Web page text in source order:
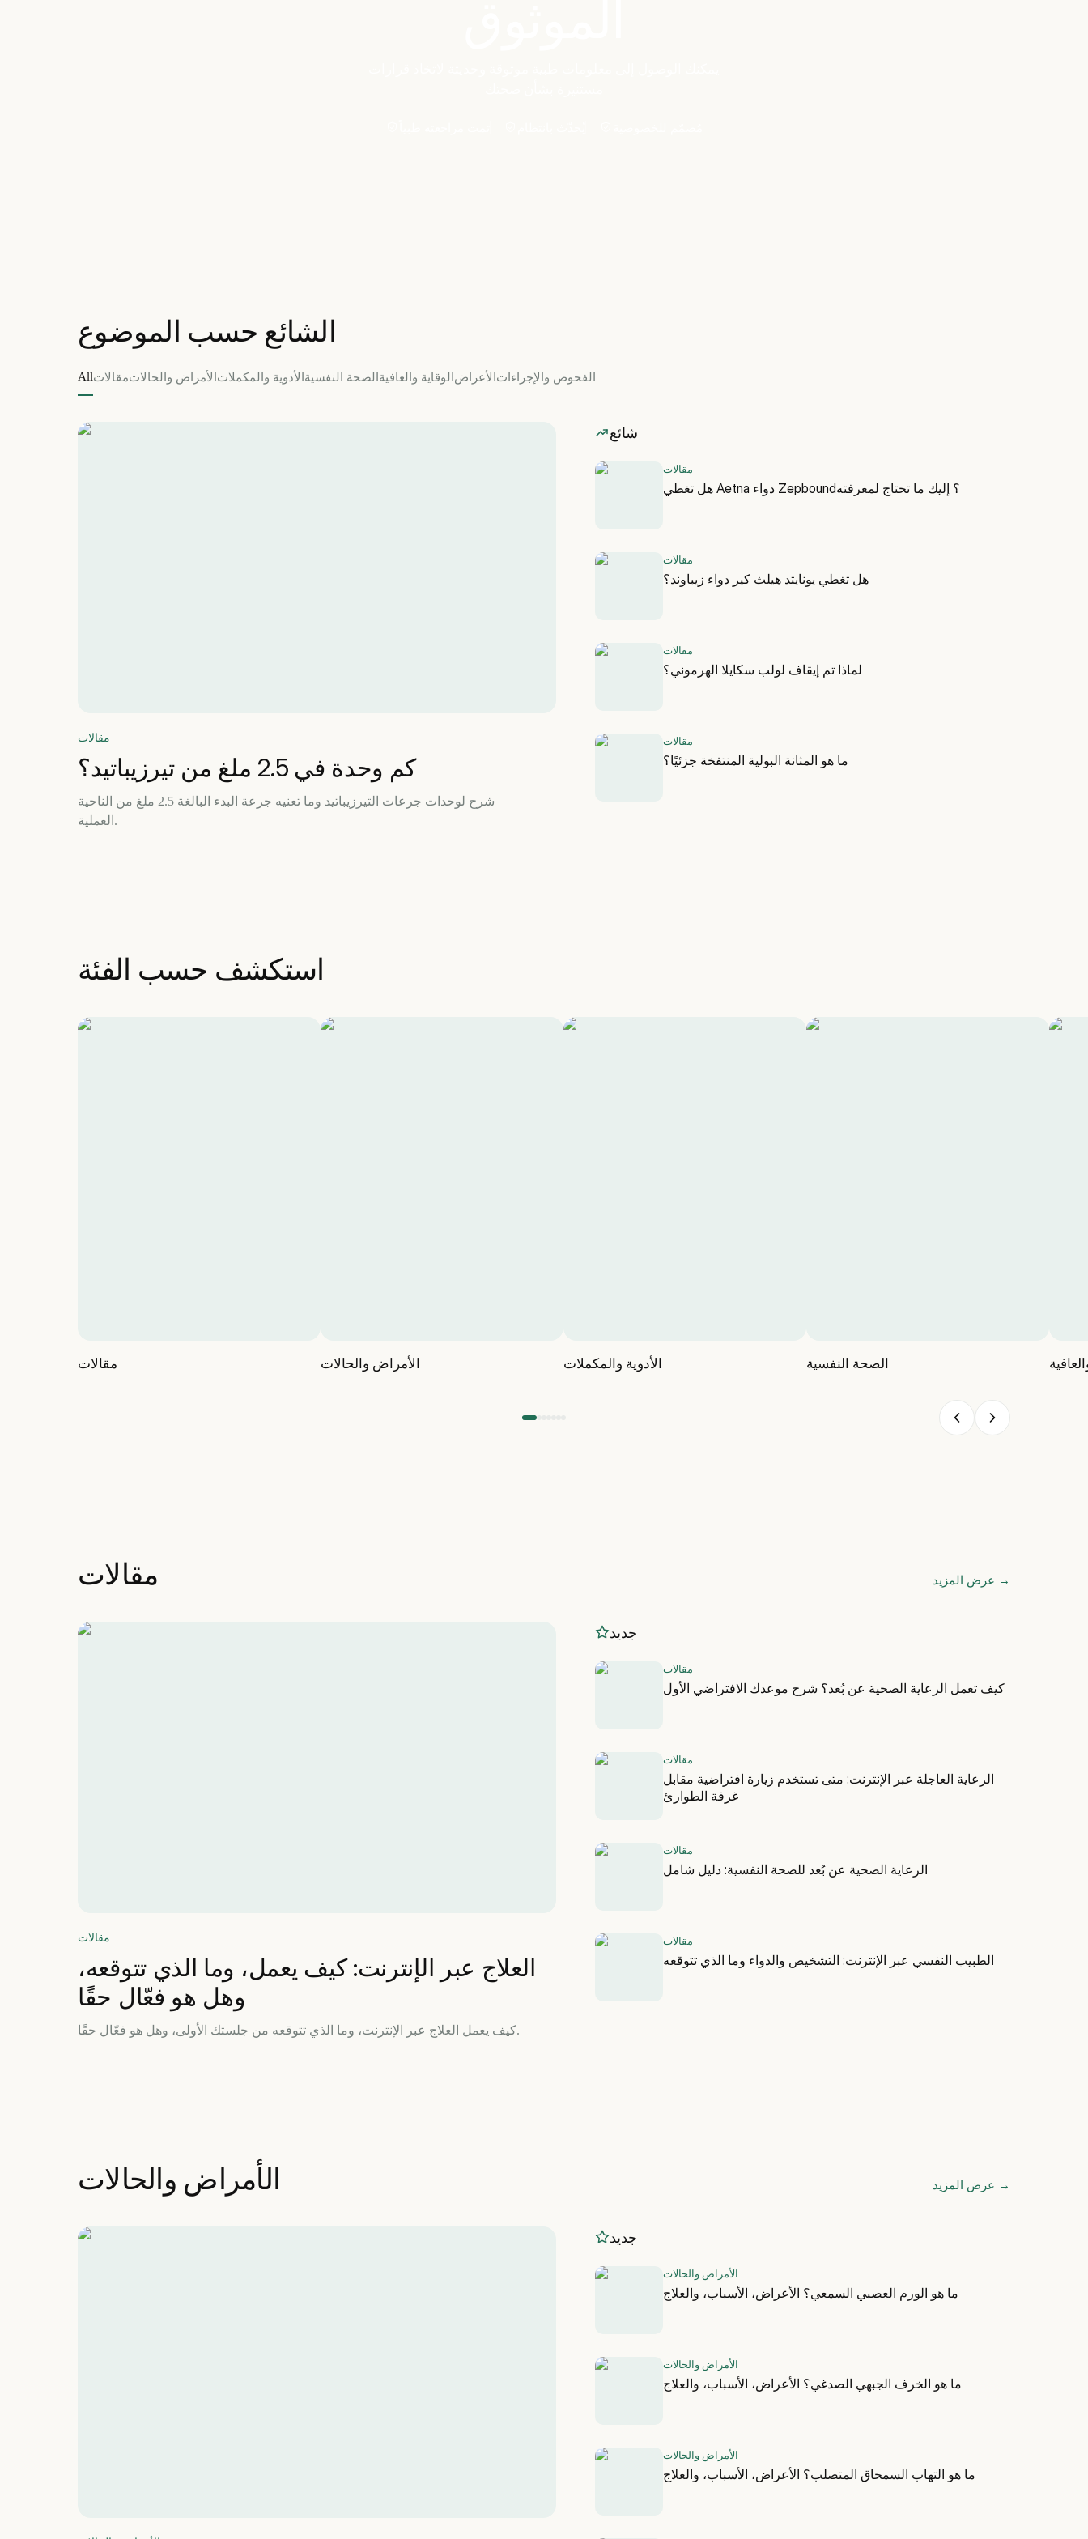
الشائع حسب الموضوع
Allمقالاتالأمراض والحالات الأدوية والمكملات الصحة النفسية الوقاية والعافية الأعراض الفحوص والإجراءات
مقالات
كم وحدة في 2.5 ملغ من تيرزيباتيد؟
شرح لوحدات جرعات التيرزيباتيد وما تعنيه جرعة البدء البالغة 2.5 ملغ من الناحية
العملية.
شائع
مقالات
هل تغطي Aetna دواء Zepbound؟ إليك ما تحتاج لمعرفته
مقالات
هل تغطي يونايتد هيلث كير دواء زيباوند؟
مقالات
لماذا تم إيقاف لولب سكايلا الهرموني؟
مقالات
ما هو المثانة البولية المنتفخة جزئيًا؟
استكشف حسب الفئة
مقالات الأمراض والحالات الأدوية والمكملات الصحة النفسية
مقالات عرض المزيد →
مقالات
العلاج عبر الإنترنت: كيف يعمل، وما الذي تتوقعه،
وهل هو فعّال حقًا
كيف يعمل العلاج عبر الإنترنت، وما الذي تتوقعه من جلستك الأولى، وهل هو فعّال حقًا.
جديد
مقالات
كيف تعمل الرعاية الصحية عن بُعد؟ شرح موعدك الافتراضي الأول
مقالات
الرعاية العاجلة عبر الإنترنت: متى تستخدم زيارة افتراضية مقابل
غرفة الطوارئ
مقالات
الرعاية الصحية عن بُعد للصحة النفسية: دليل شامل
مقالات
الطبيب النفسي عبر الإنترنت: التشخيص والدواء وما الذي تتوقعه
الأمراض والحالات عرض المزيد →
جديد
الأمراض والحالات
ما هو الورم العصبي السمعي؟ الأعراض، الأسباب، والعلاج
الأمراض والحالات
ما هو الخرف الجبهي الصدغي؟ الأعراض، الأسباب، والعلاج
الأمراض والحالات
ما هو التهاب السمحاق المتصلب؟ الأعراض، الأسباب، والعلاج